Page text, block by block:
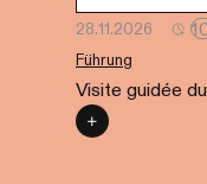
28.11.2026
Führung
Visite guidée